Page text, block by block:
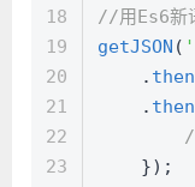
18
19
20
21
22
23
//用Es6新
getJSON (
    .
then
    .
then
    });